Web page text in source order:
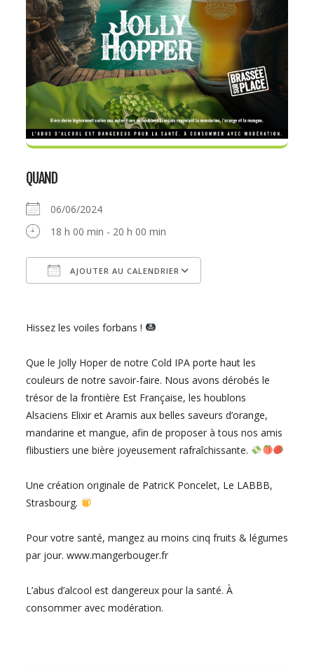
QUAND
06/06/2024
18 h 00 min - 20 h 00 min
AJOUTER AU CALENDRIER
Hissez les voiles forbans !
Que le Jolly Hoper de notre Cold IPA porte haut les
couleurs de notre savoir-faire. Nous avons dérobés le
trésor de la frontière Est Française, les houblons
Alsaciens Elixir et Aramis aux belles saveurs d’orange,
mandarine et mangue, afin de proposer à tous nos amis
flibustiers une bière joyeusement rafraîchissante.
Une création originale de PatricK Poncelet, Le LABBB,
Strasbourg.
Pour votre santé, mangez au moins cinq fruits & légumes
par jour. www.mangerbouger.fr
L’abus d’alcool est dangereux pour la santé. À
consommer avec modération.